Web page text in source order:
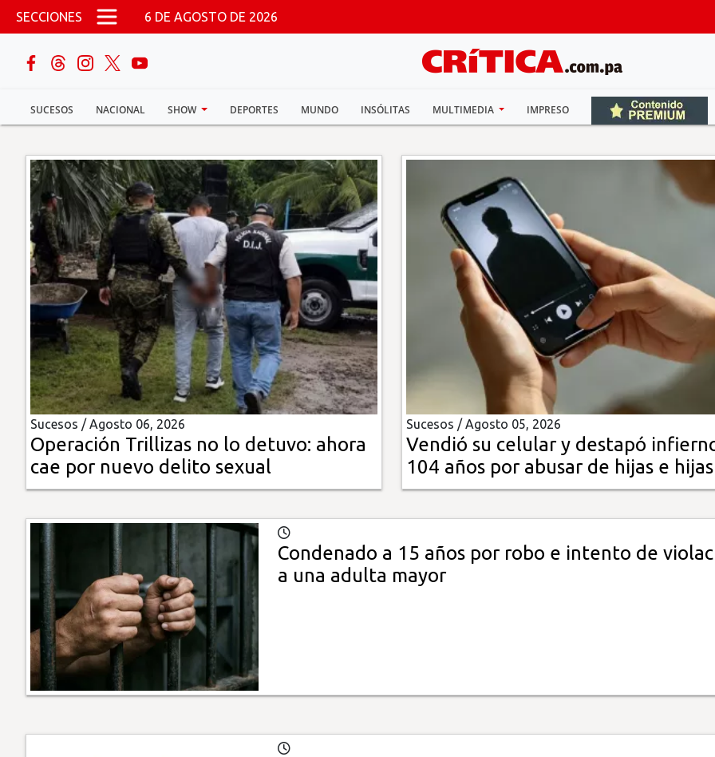
Pasar al contenido principal
SECCIONES 6 DE AGOSTO DE 2026
SUCESOS NACIONAL SHOW DEPORTES MUNDO INSÓLITAS MULTIMEDIA IMPRESO
buscar
Sucesos
Nacional
Política
Show
Deportes
Mundo
Insólitas
Multimedia
Impreso
Sucesos /Agosto 06, 2026
Operación Trillizas no lo detuvo: ahora
cae por nuevo delito sexual
Sucesos /Agosto 05, 2026
Vendió su celular y destapó
104 años por abusar de hijas e
Condenado a 15 años por robo e intento de
a una adulta mayor